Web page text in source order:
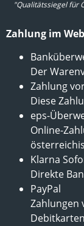
"Qualitätssiegel für
Zahlung im
Der
Zahlung
Diese
eps-
Online-
Klarna
Direkte
PayPal
Zahlungen